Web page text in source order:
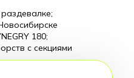
180;
с секциями